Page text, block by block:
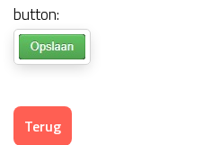
button:
Terug